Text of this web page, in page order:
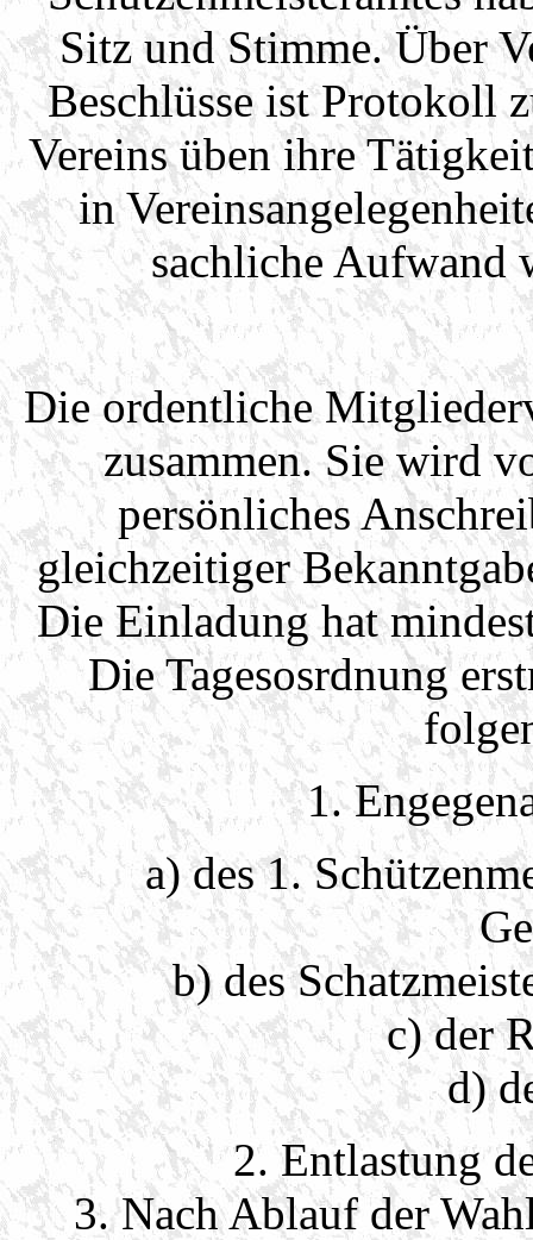
Sitz und Stimme. Über
Beschlüsse ist Protokoll
Vereins üben ihre
in
sachliche Aufwand
Die ordentliche
zusammen. Sie wird
persönliches
gleichzeitiger
Die Einladung hat
Die Tagesosrdnung
1.
a) des 1.
b) des
c) der
d)
2. Entlastung
3. Nach Ablauf der